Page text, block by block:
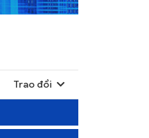
Trao đổi